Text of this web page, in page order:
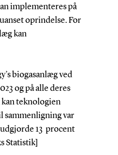
implementeres på
oprindelse. For
kan
biogasanlæg ved
og på alle deres
teknologien
sammenligning var
udgjorde 13 procent
Statistik]